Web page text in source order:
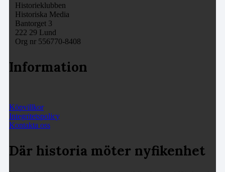
Historieklubben
Historiska Media
Bantorget 3
222 29 Lund
Org nr 556770-8408
Information
Köpvillkor
Integritetspolicy
Kontakta oss
Där historia möter nyfikenhet